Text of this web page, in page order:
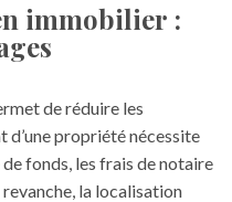
immobilier :
de réduire les
d’une propriété nécessite
fonds, les frais de notaire
la localisation